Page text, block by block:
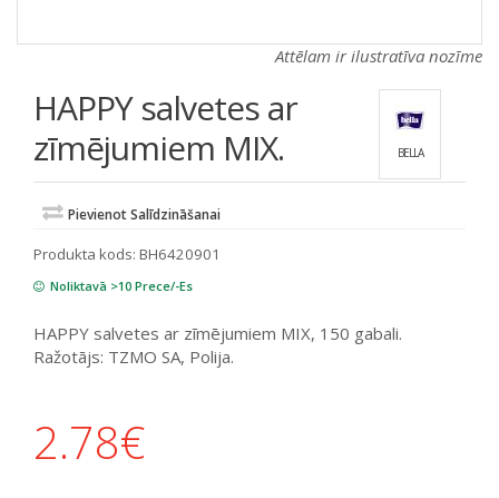
Attēlam ir ilustratīva nozīme
HAPPY salvetes ar
zīmējumiem MIX.
BELLA
Pievienot Salīdzināšanai
Produkta kods: BH6420901
Noliktavā >10 Prece/-Es
HAPPY salvetes ar zīmējumiem MIX, 150 gabali.
Ražotājs: TZMO SA, Polija.
2.78€